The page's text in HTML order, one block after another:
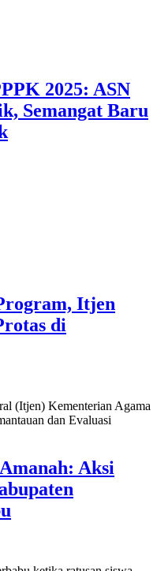
2025: ASN
Semangat Baru
Itjen
di
(Itjen) Kementerian Agama
dan Evaluasi
Aksi